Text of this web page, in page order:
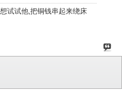
试试他,把铜钱串起来绕床